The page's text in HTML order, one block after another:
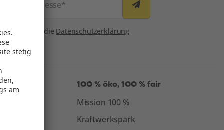
E-Mail-Adresse*
Ich habe die Datenschutzerklärung
100 % öko, 100 % fair
Mission 100 %
Kraftwerkspark